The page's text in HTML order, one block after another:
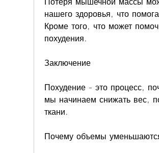
Потеря мышечной массы
нашего здоровья, что
Кроме того, что может
похудения.
Заключение
Похудение - это процесс,
мы начинаем снижать вес,
ткани.
Почему объемы